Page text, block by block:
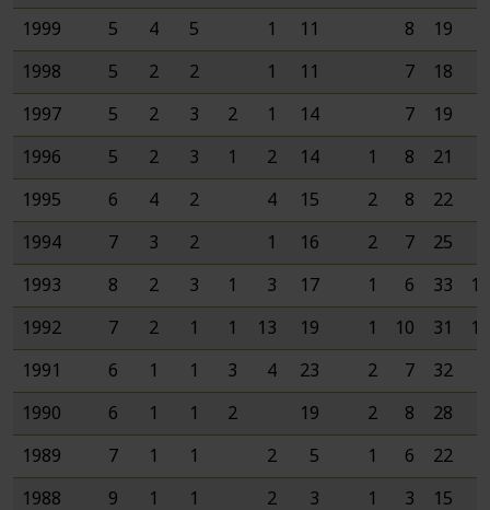
1999
5 4 5 1 11 8 19
1998
5 2 2 1 11 7 18
1997
5 2 3 2 1 14 7 19
1996
5 2 3 1 2 14 1 8 21
1995
6 4 2 4 15 2 8 22
1994
7 3 2 1 16 2 7 25
1993
8 2 3 1 3 17 1 6 33
10
1992
7 2 1 1 13 19 1 10 31
10
1991
6 1 1 3 4 23 2 7 32
1990
6 1 1 2 19 2 8 28
1989
7 1 1 2 5 1 6 22
1988
9 1 1 2 3 1 3 15